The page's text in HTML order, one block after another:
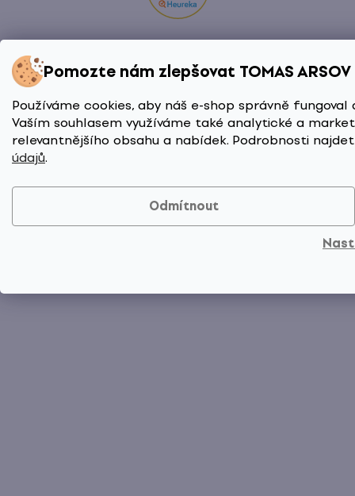
Pomozte nám zlepšovat TOMAS ARSOV
Používáme cookies, aby náš e-shop správně
Vaším souhlasem využíváme také analytické a
relevantnějšího obsahu a nabídek. Podrobnosti
údajů.
Odmítnout
© 2026 TOMAS ARSOV
Shop. Všechna práva vyhrazena.Upravit nastavení
cookies